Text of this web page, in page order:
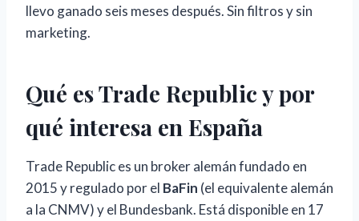
llevo ganado seis meses después. Sin filtros y sin
marketing.
Qué es Trade Republic y por
qué interesa en España
Trade Republic es un broker alemán fundado en
2015 y regulado por el BaFin (el equivalente alemán
a la CNMV) y el Bundesbank. Está disponible en 17